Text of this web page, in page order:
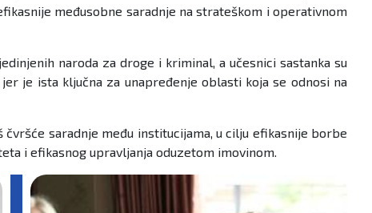
međusobne saradnje na strateškom i operativnom
naroda za droge i kriminal, a učesnici sastanka su
je ista ključna za unapređenje oblasti koja se odnosi na
saradnje među institucijama, u cilju efikasnije borbe
i efikasnog upravljanja oduzetom imovinom.